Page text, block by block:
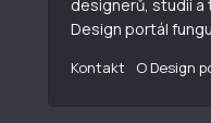
designerů, studií a
Design portál
Kontakt O Design